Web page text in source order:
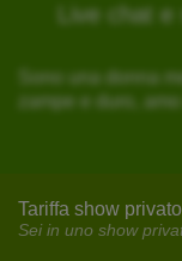
Live chat
Sono una donna
zampe e duro,
Tariffa show privato
Sei in uno show